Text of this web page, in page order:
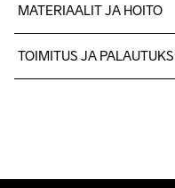
MATERIAALIT JA HOITO
TOIMITUS JA
kysymyksiisi.